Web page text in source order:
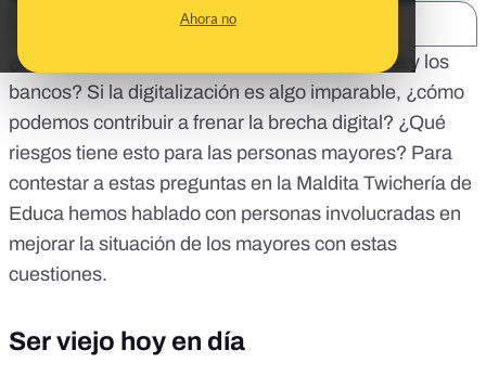
Ahora no
¿Qué está pasando con las personas mayores y los
bancos? Si la digitalización es algo imparable, ¿cómo
podemos contribuir a frenar la brecha digital? ¿Qué
riesgos tiene esto para las personas mayores? Para
contestar a estas preguntas en la Maldita Twichería de
Educa hemos hablado con personas involucradas en
mejorar la situación de los mayores con estas
cuestiones.
Ser viejo hoy en día